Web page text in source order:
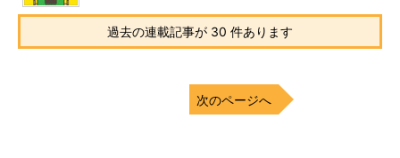
過去の連載記事が 30 件あります
次のページへ